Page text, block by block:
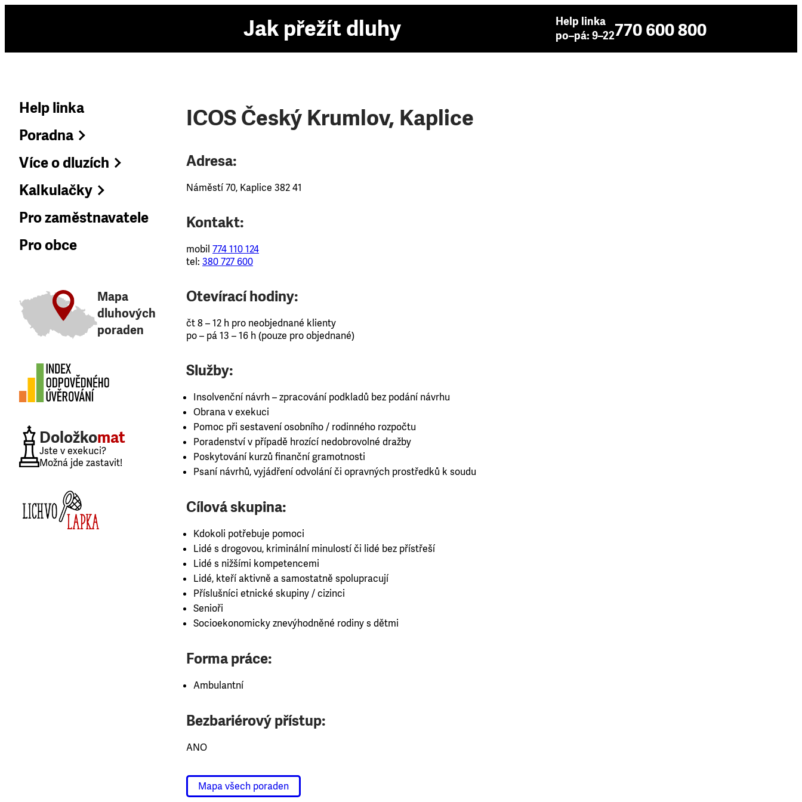
Jak přežít dluhy
Help linka
po–pá: 9–22770 600 800
Help linka
Poradna
Více o dluzích
Kalkulačky
Pro zaměstnavatele
Pro obce
Mapa
dluhových
poraden
Doložkomat
Jste v exekuci?
Možná jde zastavit!
ICOS Český Krumlov, Kaplice
Adresa:
Náměstí 70, Kaplice 382 41
Kontakt:
mobil 774 110 124
tel: 380 727 600
Otevírací hodiny:
čt 8 – 12 h pro neobjednané klienty
po – pá 13 – 16 h (pouze pro objednané)
Služby:
Insolvenční návrh – zpracování podkladů bez podání návrhu
Obrana v exekuci
Pomoc při sestavení osobního / rodinného rozpočtu
Poradenství v případě hrozící nedobrovolné dražby
Poskytování kurzů finanční gramotnosti
Psaní návrhů, vyjádření odvolání či opravných prostředků k soudu
Cílová skupina:
Kdokoli potřebuje pomoci
Lidé s drogovou, kriminální minulostí či lidé bez přístřeší
Lidé s nižšími kompetencemi
Lidé, kteří aktivně a samostatně spolupracují
Příslušníci etnické skupiny / cizinci
Senioři
Socioekonomicky znevýhodněné rodiny s dětmi
Forma práce:
Ambulantní
Bezbariérový přístup:
ANO
Mapa všech poraden